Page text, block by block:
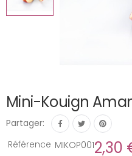
Mini-Kouign
Partager:
Référence MIKOP0012,30